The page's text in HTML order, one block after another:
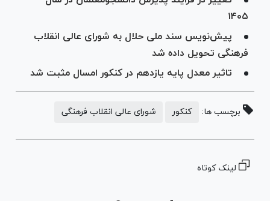
۱۴۰۵
پیش‌نویس سند ملی حلال به شورای عالی انقلاب
فرهنگی تحویل داده شد
تاثیر معدل پایه یازدهم در کنکور امسال مثبت شد
برچسب ها: کنکور شورای عالی انقلاب فرهنگی
لینک کوتاه